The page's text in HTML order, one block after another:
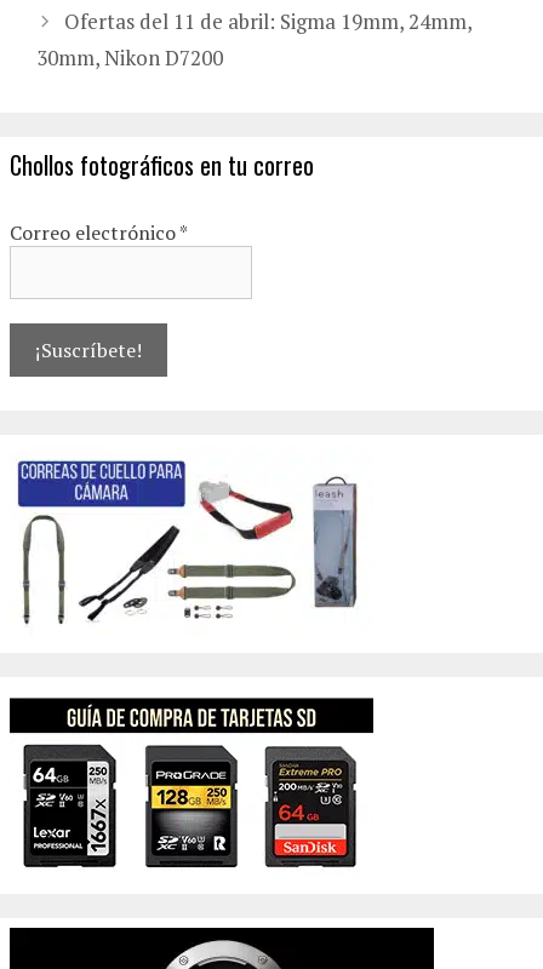
Ofertas del 11 de abril: Sigma 19mm, 24mm,
30mm, Nikon D7200
Chollos fotográficos en tu correo
Correo electrónico*